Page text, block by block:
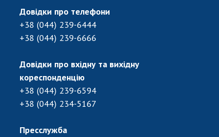
Довідки про телефони
+38 (044) 239-6444
+38 (044) 239-6666
Довідки про вхідну та вихідну
кореспонденцію
+38 (044) 239-6594
+38 (044) 234-5167
Пресслужба